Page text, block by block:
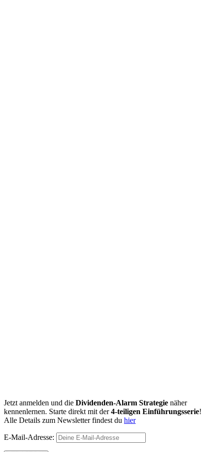
Jetzt anmelden und die Dividenden-Alarm Strategie näher
kennenlernen. Starte direkt mit der4-teiligen Einführungsserie!
Alle Details zum Newsletter findest du hier
E-Mail-Adresse: